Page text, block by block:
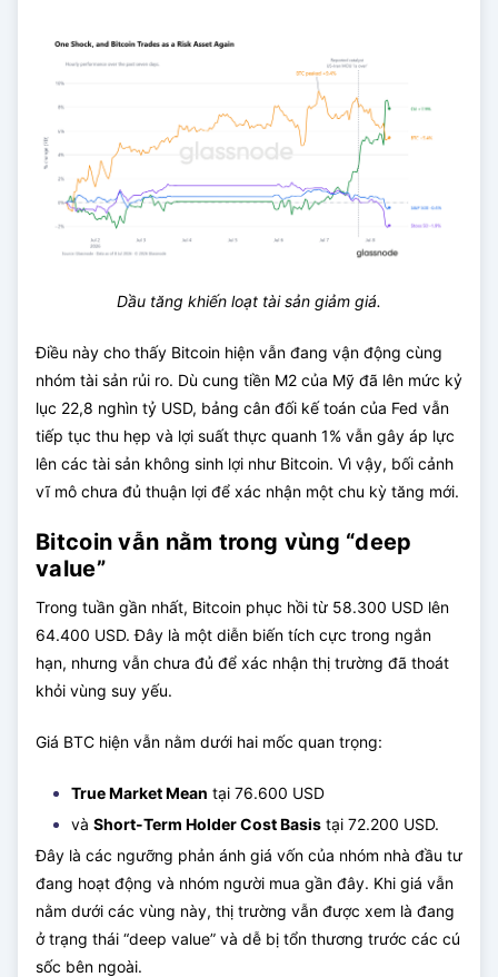
Dầu tăng khiến loạt tài sản giảm giá.
Điều này cho thấy Bitcoin hiện vẫn đang vận động cùng
nhóm tài sản rủi ro. Dù cung tiền M2 của Mỹ đã lên mức kỷ
lục 22,8 nghìn tỷ USD, bảng cân đối kế toán của Fed vẫn
tiếp tục thu hẹp và lợi suất thực quanh 1% vẫn gây áp lực
lên các tài sản không sinh lợi như Bitcoin. Vì vậy, bối cảnh
vĩ mô chưa đủ thuận lợi để xác nhận một chu kỳ tăng mới.
Bitcoin vẫn nằm trong vùng “deep
value”
Trong tuần gần nhất, Bitcoin phục hồi từ 58.300 USD lên
64.400 USD. Đây là một diễn biến tích cực trong ngắn
hạn, nhưng vẫn chưa đủ để xác nhận thị trường đã thoát
khỏi vùng suy yếu.
Giá BTC hiện vẫn nằm dưới hai mốc quan trọng:
True Market Mean tại 76.600 USD
và Short-Term Holder Cost Basis tại 72.200 USD.
Đây là các ngưỡng phản ánh giá vốn của nhóm nhà đầu tư
đang hoạt động và nhóm người mua gần đây. Khi giá vẫn
nằm dưới các vùng này, thị trường vẫn được xem là đang
ở trạng thái “deep value” và dễ bị tổn thương trước các cú
sốc bên ngoài.